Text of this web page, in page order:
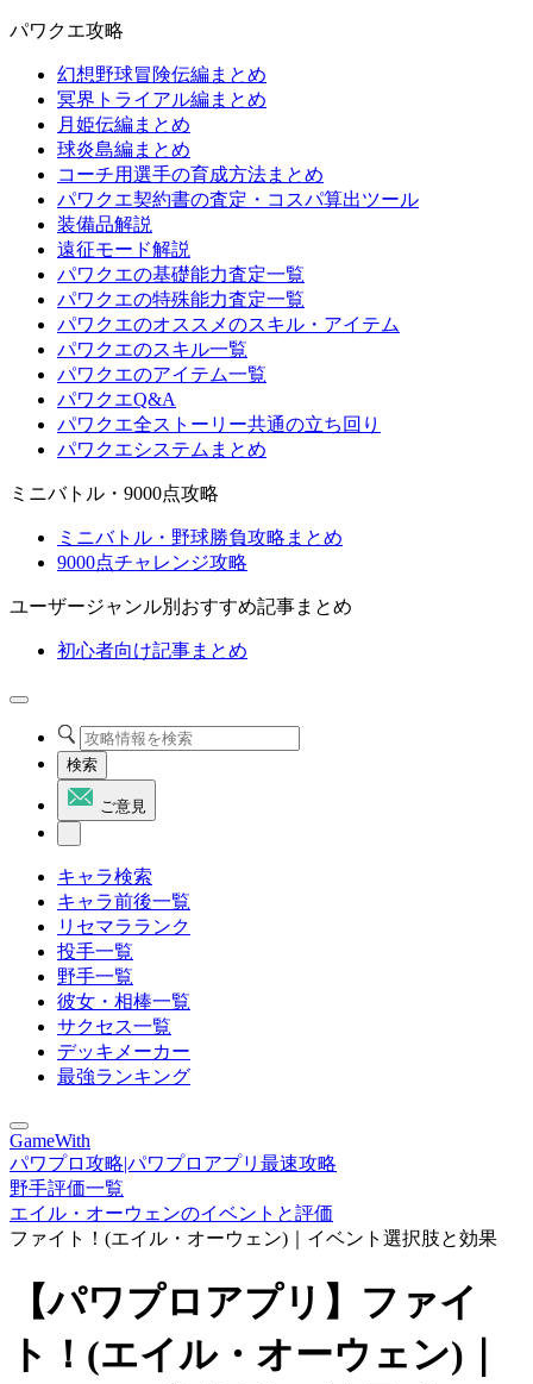
パワクエ攻略
幻想野球冒険伝編まとめ
冥界トライアル編まとめ
月姫伝編まとめ
球炎島編まとめ
コーチ用選手の育成方法まとめ
パワクエ契約書の査定・コスパ算出ツール
装備品解説
遠征モード解説
パワクエの基礎能力査定一覧
パワクエの特殊能力査定一覧
パワクエのオススメのスキル・アイテム
パワクエのスキル一覧
パワクエのアイテム一覧
パワクエQ&A
パワクエ全ストーリー共通の立ち回り
パワクエシステムまとめ
ミニバトル・9000点攻略
ミニバトル・野球勝負攻略まとめ
9000点チャレンジ攻略
ユーザージャンル別おすすめ記事まとめ
初心者向け記事まとめ
検索
ご意見
キャラ検索
キャラ前後一覧
リセマラランク
投手一覧
野手一覧
彼女・相棒一覧
サクセス一覧
デッキメーカー
最強ランキング
GameWith
パワプロ攻略|パワプロアプリ最速攻略
野手評価一覧
エイル・オーウェンのイベントと評価
ファイト！(エイル・オーウェン)｜イベント選択肢と効果
【パワプロアプリ】ファイ
ト！(エイル・オーウェン)｜